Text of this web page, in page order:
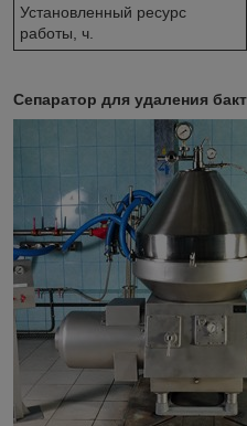
Установленный ресурс
работы, ч.
Сепаратор для удаления